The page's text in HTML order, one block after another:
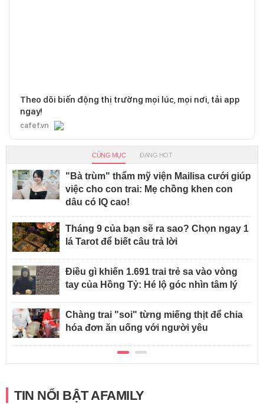
Theo dõi biến động thị trường mọi lúc, mọi nơi, tải app
ngay!
cafef.vn
CÙNG MỤC ĐANG HOT
"Bà trùm" thẩm mỹ viện Mailisa cưới giúp
việc cho con trai: Mẹ chồng khen con
dâu có IQ cao!
Tháng 9 của bạn sẽ ra sao? Chọn ngay 1
lá Tarot để biết câu trả lời
Điều gì khiến 1.691 trai trẻ sa vào vòng
tay của Hồng Tỷ: Hé lộ góc nhìn tâm lý
Chàng trai "soi" từng miếng thịt để chia
hóa đơn ăn uống với người yêu
TIN NỔI BẬT AFAMILY